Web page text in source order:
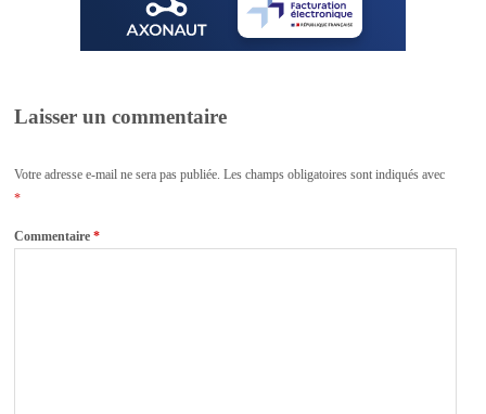
Laisser un commentaire
Votre adresse e-mail ne sera pas publiée. Les champs obligatoires sont indiqués avec
*
Commentaire*